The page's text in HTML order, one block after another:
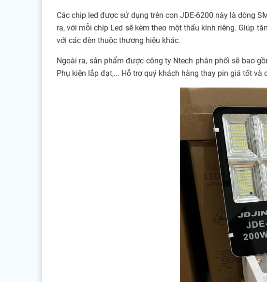
Các chip led được sử dụng trên con JDE-6200 này là dòng
ra, với mỗi chíp Led sẽ kèm theo một thấu kính riêng. Giúp
với các đèn thuộc thương hiệu khác.
Ngoài ra, sản phẩm được công ty Ntech phân phối sẽ bao
Phụ kiện lắp đạt,... Hỗ trợ quý khách hàng thay pin giá tốt